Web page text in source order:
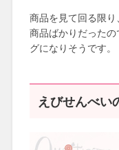
商品を見て回る限
商品ばかりだった
グになりそうです。
えびせんべい